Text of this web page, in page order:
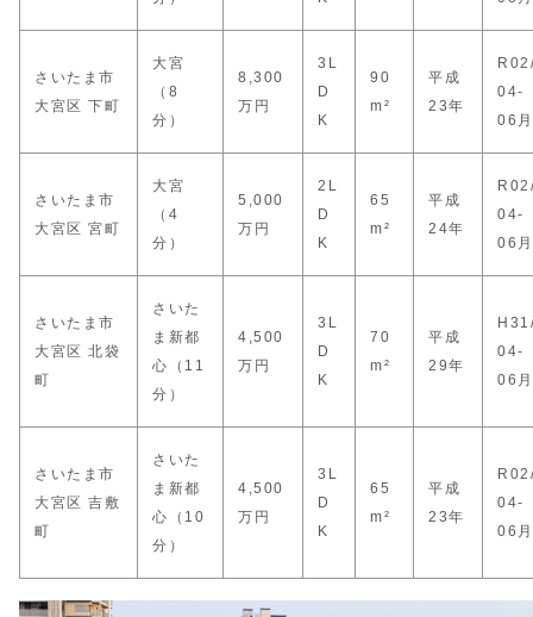
さいたま市
大宮区 下町
大宮
（8
分）
8,300
万円
3L
D
K
90
m²
平成
23年
04-
06月
さいたま市
大宮区 宮町
大宮
（4
分）
5,000
万円
2L
D
K
65
m²
平成
24年
04-
06月
さいたま市
大宮区 北袋
町
さいた
ま新都
心（11
分）
4,500
万円
3L
D
K
70
m²
平成
29年
04-
06月
さいたま市
大宮区 吉敷
町
さいた
ま新都
心（10
分）
4,500
万円
3L
D
K
65
m²
平成
23年
04-
06月